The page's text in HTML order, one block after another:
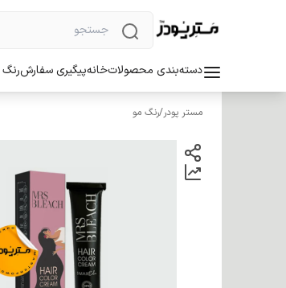
دسته‌بندی محصولاتخانهپیگیری سفارش
مستر پودر/رنگ مو